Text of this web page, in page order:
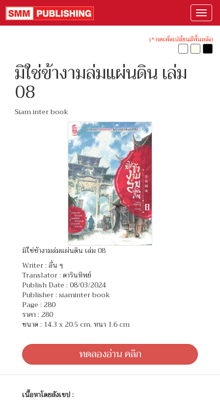
(* กดเพื่อเปลี่ยนสีพื้นหลัง)
มิใช่ข้างามล่มแผ่นดิน เล่ม
08
Siam inter book
มิใช่ข้างามล่มแผ่นดิน เล่ม 08
Writer : อื่น ๆ
Translator : ดารินทิพย์
Publish Date : 08/03/2024
Publisher : siaminter book
Page : 280
ราคา : 280
ขนาด : 14.3 x 20.5 cm. หนา 1.6 cm
ทดลองอ่าน คลิก
เนื้อหาโดยสังเขป :